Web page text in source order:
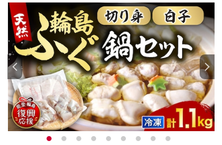
1 2 3 4 5 6 7 8 9